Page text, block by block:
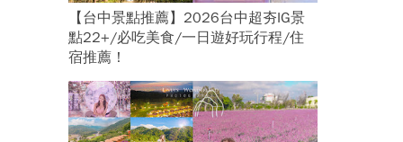
【台中景點推薦】2026台中超夯IG景
點22+/必吃美食/一日遊好玩行程/住
宿推薦！